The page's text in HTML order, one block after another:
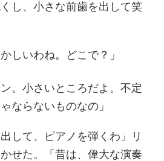
し、小さな前歯を出して笑
しいわね。どこで？」
。小さいところだよ。不定
ならないものなの」
して、ピアノを弾くわ」リ
せた。「昔は、偉大な演奏